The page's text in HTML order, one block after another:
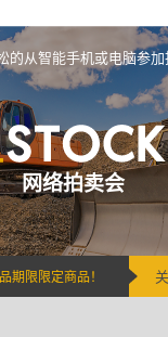
的从智能手机或电脑参
网络拍卖会
期限限定商品！